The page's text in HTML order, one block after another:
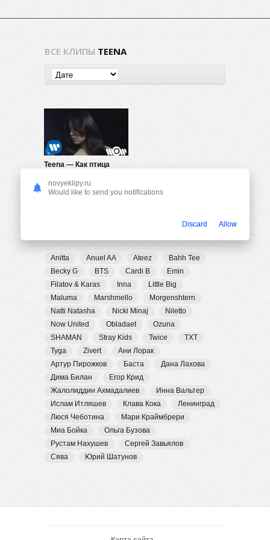
ВСЕ КЛИПЫ TEENA
Teena — Как птица
Anitta Anuel AA Ateez
Bahh Tee
Becky G
BTS Cardi B
Emin
Filatov & Karas
Inna
Little Big
Maluma
Marshmello
Morgenshtern
Natti Natasha
Nicki Minaj
Niletto
Now United
Obladaet
Ozuna
SHAMAN
Stray Kids Twice
TXT
Tyga
Zivert
Ани Лорак
Артур Пирожков
Баста
Дана Лахова
Дима Билан
Егор Крид
Жалолиддин Ахмадалиев
Инна Вальтер
Ислам Итляшев
Клава Кока
Ленинград
Люся Чеботина
Мари Краймбрери
Миа Бойка
Ольга Бузова
Рустам Нахушев
Сергей Завьялов
Сява
Юрий Шатунов
novyeklipy.ru
Would like to send you notifications
Discard Allow